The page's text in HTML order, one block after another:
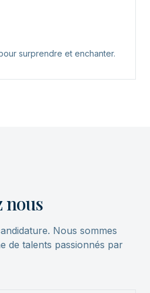
surprendre et enchanter.
nous
Nous sommes
de talents passionnés par